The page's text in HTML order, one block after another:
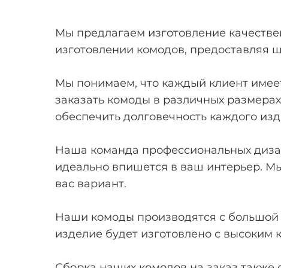
Мы предлагаем изготовление
изготовлении комодов,
Мы понимаем, что каждый клиент
заказать комоды в различных
обеспечить долговечность каждого
Наша команда профессиональных
идеально впишется в ваш интерьер.
вас вариант.
Наши комоды производятся с
изделие будет изготовлено с высоким